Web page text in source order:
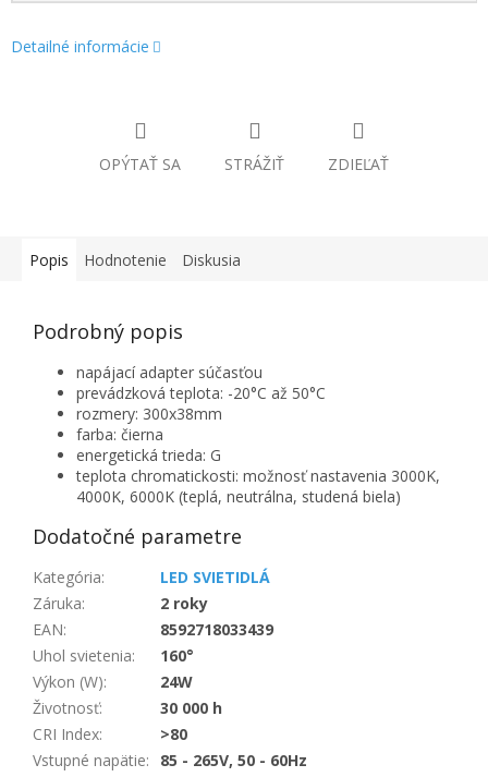
Detailné informácie
OPÝTAŤ SA STRÁŽIŤ ZDIEĽAŤ
Popis Hodnotenie Diskusia
Podrobný popis
napájací adapter súčasťou
prevádzková teplota: -20°C až 50°C
rozmery: 300x38mm
farba: čierna
energetická trieda: G
teplota chromatickosti: možnosť nastavenia 3000K,
4000K, 6000K (teplá, neutrálna, studená biela)
Dodatočné parametre
Kategória:
LED SVIETIDLÁ
Záruka:
2 roky
EAN:
8592718033439
Uhol svietenia:
160°
Výkon (W):
24W
Životnosť:
30 000 h
CRI Index:
>80
Vstupné napätie:
85 - 265V, 50 - 60Hz